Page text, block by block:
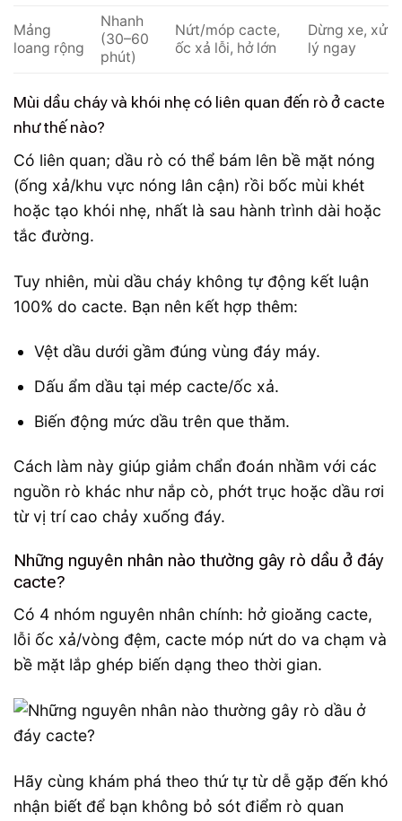
Mảng
loang rộng
Nhanh
(30–60
phút)
Nứt/móp cacte,
ốc xả lỗi, hở lớn
Dừng xe, xử
lý ngay
Mùi dầu cháy và khói nhẹ có liên quan đến rò ở cacte
như thế nào?
Có liên quan; dầu rò có thể bám lên bề mặt nóng
(ống xả/khu vực nóng lân cận) rồi bốc mùi khét
hoặc tạo khói nhẹ, nhất là sau hành trình dài hoặc
tắc đường.
Tuy nhiên, mùi dầu cháy không tự động kết luận
100% do cacte. Bạn nên kết hợp thêm:
Vệt dầu dưới gầm đúng vùng đáy máy.
Dấu ẩm dầu tại mép cacte/ốc xả.
Biến động mức dầu trên que thăm.
Cách làm này giúp giảm chẩn đoán nhầm với các
nguồn rò khác như nắp cò, phớt trục hoặc dầu rơi
từ vị trí cao chảy xuống đáy.
Những nguyên nhân nào thường gây rò dầu ở đáy
cacte?
Có 4 nhóm nguyên nhân chính: hở gioăng cacte,
lỗi ốc xả/vòng đệm, cacte móp nứt do va chạm và
bề mặt lắp ghép biến dạng theo thời gian.
Hãy cùng khám phá theo thứ tự từ dễ gặp đến khó
nhận biết để bạn không bỏ sót điểm rò quan